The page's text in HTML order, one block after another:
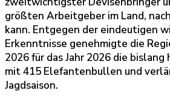
größten Arbeitgeber im Land,
kann. Entgegen der eindeutigen
Erkenntnisse genehmigte die
2026 für das Jahr 2026 die
mit 415 Elefantenbullen und
Jagdsaison.